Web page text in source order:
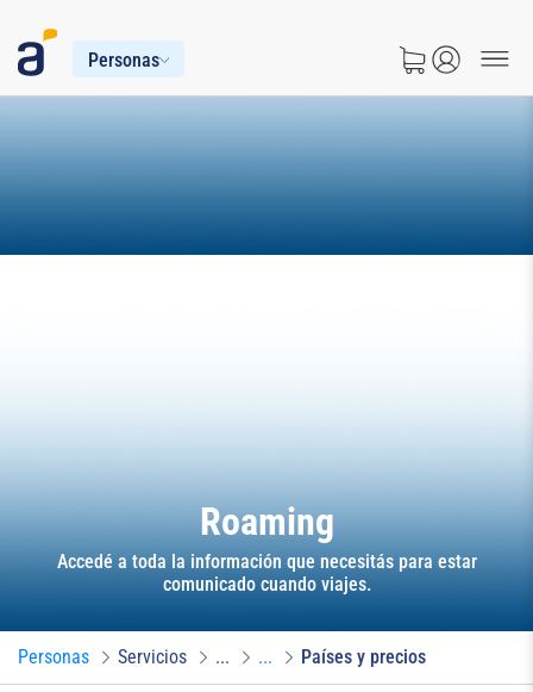
Personas
Roaming
Accedé a toda la información que necesitás para estar
comunicado cuando viajes.
Personas Servicios ... ... Países y precios